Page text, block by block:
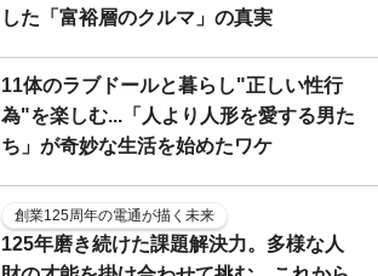
した「富裕層のクルマ」の真実
11体のラブドールと暮らし"正しい性行
為"を楽しむ...「人より人形を愛する男た
ち」が奇妙な生活を始めたワケ
創業125周年の電通が描く未来
125年磨き続けた課題解決力。多様な人